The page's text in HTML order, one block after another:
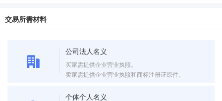
交易所需材料
公司法人名义
买家需提供企业营业执照。
卖家需提供企业营业执照和商标注册证原件。
个体个人名义